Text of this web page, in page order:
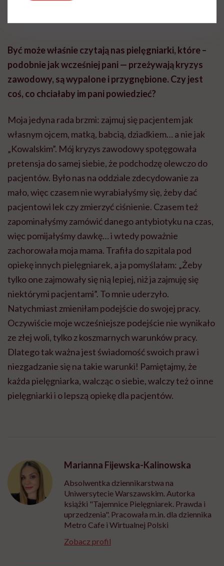
pracy wizytami u psychiatry i lekami
Być może właśnie czytają nas pielęgniarki, które –
podobnie jak wcześniej pani — przeżywają kryzys
zawodowy, są wypalone i przygnębione. Czy jest
coś, co chciałaby im pani powiedzieć?
Moja jedyna rada brzmi: zajmuj się pacjentem jak
własnym ojcem, matką, babcią, dziadkiem… a nie jak
„Kowalskim”. Mój kryzys zawodowy spotęgowała
pretensja do samej siebie, że podchodzęolewczodo
pacjentów. Było nas na oddziale zdecydowanie za
mało, więc czasem nie wyrabiałyśmy się, żeby dać
pacjentowi lek czy zmierzyć ciśnienie. Czasem też
zapominałyśmy zamówić danego antybiotyku na czas,
więc pomijałyśmy dawkę… i wtedy poważnie
zachorowała moja mama. Trafiła do szpitala pod
opiekę innych pielęgniarek, a ja pomyślałam: „Żeby
tylko one zajmowały się nią lepiej, niż ja zajmuję się
niektórymi pacjentami”. To mnie uderzyło.
Natychmiast zmieniłam podejście do swojej pracy.
Oczywiście moje wcześniejsze podejście nie wynikało
ze złej woli, tylko z koszmarnych warunków pracy.
Dlatego tak ważna jest świadomość swoich praw i
niezgadzanie się na takie warunki! Pamiętajmy, że
każda pielęgniarka, walcząc o siebie, walczy też o inne
pielęgniarki i o lepszą opiekę dla pacjentów.
Marianna Fijewska-Kalinowska
Absolwentka dziennikarstwa na
Uniwersytecie Warszawskim. Autorka
książki "Tajemnice Pielęgniarek. Prawda i
uprzedzenia". Pracowała m.in. dla dziennika
Metro Cafe i Wirtualnej Polski
Zobacz profil